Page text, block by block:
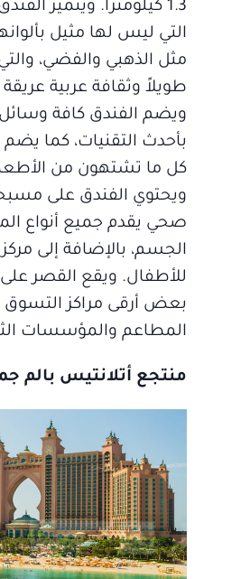
1.3 كيلومتراً. ويتميز
التي ليس لها مثيل
مثل الذهبي والفضي،
طويلاً وثقافة عربية
ويضم الفندق كافة وسائل
بأحدث التقنيات، كما
كل ما تشتهون من
ويحتوي الفندق على
صحي يقدم جميع أنواع
الجسم، بالإضافة إلى مركز
للأطفال. ويقع القصر
بعض أرقى مراكز التسوق
المطاعم والمؤسسات
منتجع أتلانتيس بالم